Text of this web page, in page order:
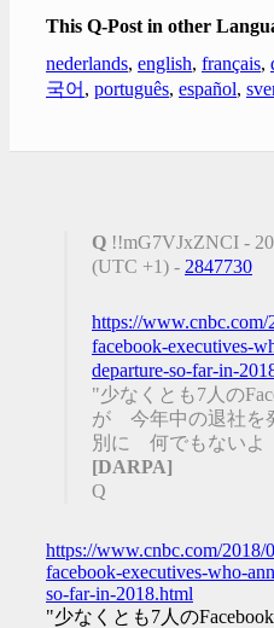
This Q-Post in other
nederlands, english, français,
국어 , português, español,
Q !!mG7VJxZNCI -
(UTC +1) - 2847730
https://www.cnbc.com/
facebook-executives-
departure-so-far-in-
"少なくとも7人の
が 今年中の退社を
別に 何でもないよ
[DARPA]
Q
https://www.cnbc.com/2018/
facebook-executives-who-
so-far-in-2018.html
"少なくとも7人の